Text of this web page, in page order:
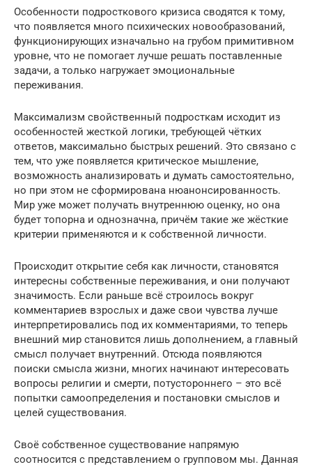
Особенности подросткового кризиса сводятся к тому,
что появляется много психических новообразований,
функционирующих изначально на грубом примитивном
уровне, что не помогает лучше решать поставленные
задачи, а только нагружает эмоциональные
переживания.
Максимализм свойственный подросткам исходит из
особенностей жесткой логики, требующей чётких
ответов, максимально быстрых решений. Это связано с
тем, что уже появляется критическое мышление,
возможность анализировать и думать самостоятельно,
но при этом не сформирована нюанонсированность.
Мир уже может получать внутреннюю оценку, но она
будет топорна и однозначна, причём такие же жёсткие
критерии применяются и к собственной личности.
Происходит открытие себя как личности, становятся
интересны собственные переживания, и они получают
значимость. Если раньше всё строилось вокруг
комментариев взрослых и даже свои чувства лучше
интерпретировались под их комментариями, то теперь
внешний мир становится лишь дополнением, а главный
смысл получает внутренний. Отсюда появляются
поиски смысла жизни, многих начинают интересовать
вопросы религии и смерти, потустороннего – это всё
попытки самоопределения и постановки смыслов и
целей существования.
Своё собственное существование напрямую
соотносится с представлением о групповом мы. Данная